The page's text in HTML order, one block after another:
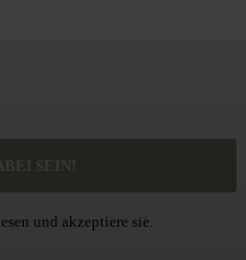
SEIN!
und akzeptiere sie.